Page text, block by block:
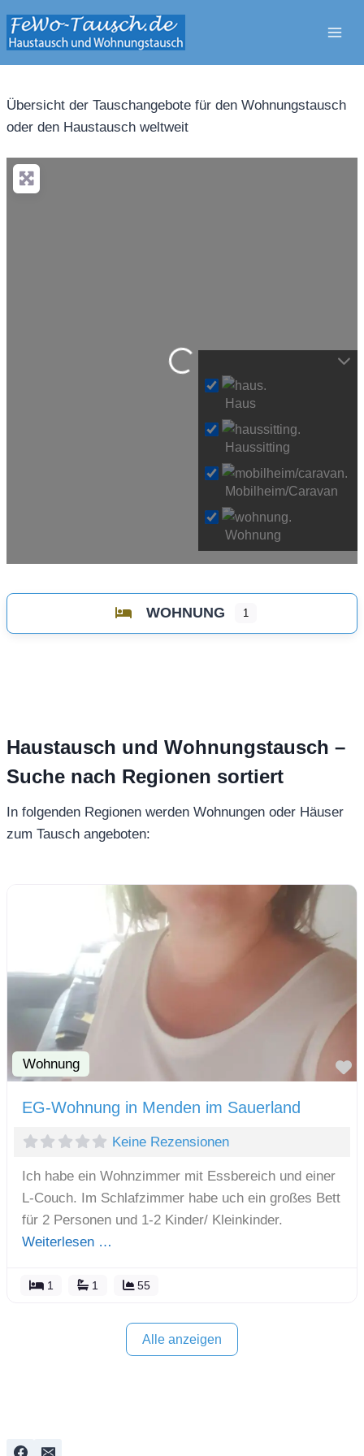
Inhalt
springen
Übersicht der Tauschangebote für den Wohnungstausch
oder den Haustausch weltweit
Wird geladen … Haus
Haussitting
Mobilheim/Caravan
Wohnung
WOHNUNG 1
Haustausch und Wohnungstausch –
Suche nach Regionen sortiert
In folgenden Regionen werden Wohnungen oder Häuser
zum Tausch angeboten:
Wohnung
EG-Wohnung in Menden im Sauerland
Keine Rezensionen
Ich habe ein Wohnzimmer mit Essbereich und einer
L-Couch. Im Schlafzimmer habe uch ein großes Bett
für 2 Personen und 1-2 Kinder/ Kleinkinder.
Weiterlesen …
1 1 55
Alle anzeigen